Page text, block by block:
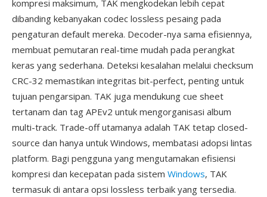
kompresi maksimum, TAK mengkodekan lebih cepat
dibanding kebanyakan codec lossless pesaing pada
pengaturan default mereka. Decoder-nya sama efisiennya,
membuat pemutaran real-time mudah pada perangkat
keras yang sederhana. Deteksi kesalahan melalui checksum
CRC-32 memastikan integritas bit-perfect, penting untuk
tujuan pengarsipan. TAK juga mendukung cue sheet
tertanam dan tag APEv2 untuk mengorganisasi album
multi-track. Trade-off utamanya adalah TAK tetap closed-
source dan hanya untuk Windows, membatasi adopsi lintas
platform. Bagi pengguna yang mengutamakan efisiensi
kompresi dan kecepatan pada sistem Windows, TAK
termasuk di antara opsi lossless terbaik yang tersedia.